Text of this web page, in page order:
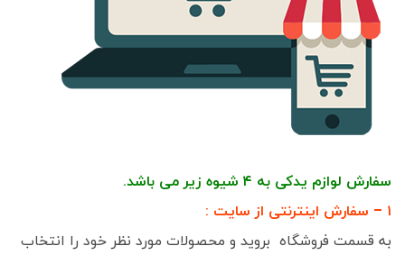
سفارش لوازم یدکی به ۴ شیوه زیر می باشد.
۱ – سفارش اینترنتی از سایت :
به قسمت فروشگاه بروید و محصولات مورد نظر خود را انتخاب